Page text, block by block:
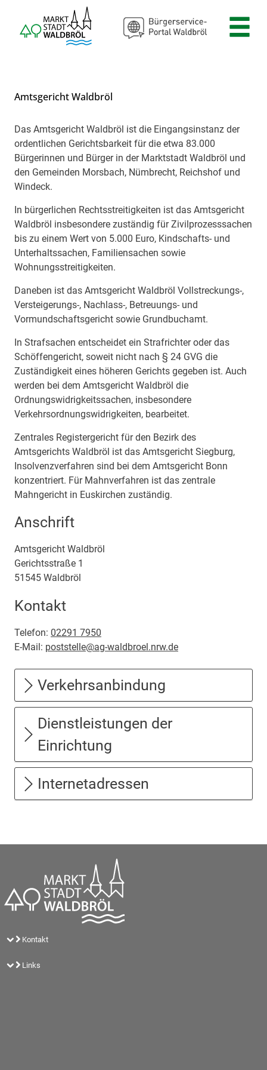
Zum Hauptinhalt springen
Amtsgericht Waldbröl
Beschreibung
Das Amtsgericht Waldbröl ist die Eingangsinstanz der
ordentlichen Gerichtsbarkeit für die etwa 83.000
Bürgerinnen und Bürger in der Marktstadt Waldbröl und
den Gemeinden Morsbach, Nümbrecht, Reichshof und
Windeck.
In bürgerlichen Rechtsstreitigkeiten ist das Amtsgericht
Waldbröl insbesondere zuständig für Zivilprozesssachen
bis zu einem Wert von 5.000 Euro, Kindschafts- und
Unterhaltssachen, Familiensachen sowie
Wohnungsstreitigkeiten.
Daneben ist das Amtsgericht Waldbröl Vollstreckungs-,
Versteigerungs-, Nachlass-, Betreuungs- und
Vormundschaftsgericht sowie Grundbuchamt.
In Strafsachen entscheidet ein Strafrichter oder das
Schöffengericht, soweit nicht nach § 24 GVG die
Zuständigkeit eines höheren Gerichts gegeben ist. Auch
werden bei dem Amtsgericht Waldbröl die
Ordnungswidrigkeitssachen, insbesondere
Verkehrsordnungswidrigkeiten, bearbeitet.
Zentrales Registergericht für den Bezirk des
Amtsgerichts Waldbröl ist das Amtsgericht Siegburg,
Insolvenzverfahren sind bei dem Amtsgericht Bonn
konzentriert. Für Mahnverfahren ist das zentrale
Mahngericht in Euskirchen zuständig.
Anschrift
Amtsgericht Waldbröl
Gerichtsstraße 1
51545 Waldbröl
Kontakt
Telefon: 02291 7950
E-Mail: poststelle@ag-waldbroel.nrw.de
Verkehrsanbindung
Dienstleistungen der
Einrichtung
Internetadressen
Kontakt
Links